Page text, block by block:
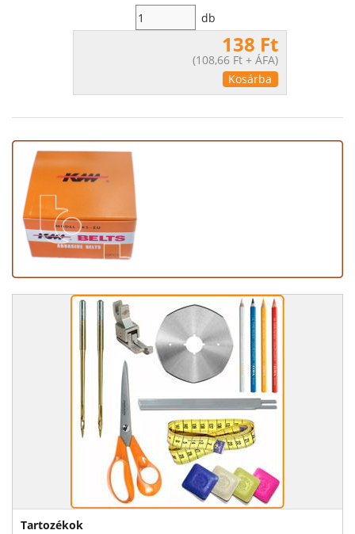
db
138 Ft
(108,66 Ft+ ÁFA)
Kosárba
Tartozékok